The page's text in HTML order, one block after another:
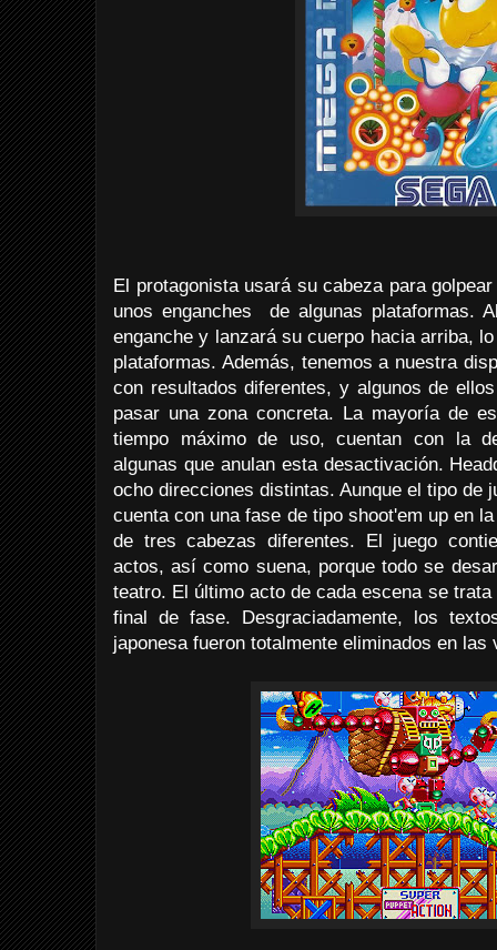
El protagonista usará su cabeza para
unos enganches de algunas plataformas.
enganche y lanzará su cuerpo hacia arriba,
plataformas. Además, tenemos a nuestra
con resultados diferentes, y algunos de
pasar una zona concreta. La mayoría de
tiempo máximo de uso, cuentan con la
algunas que anulan esta desactivación.
ocho direcciones distintas. Aunque el tipo de
cuenta con una fase de tipo shoot'em up en
de tres cabezas diferentes. El juego
actos, así como suena, porque todo se
teatro. El último acto de cada escena se
final de fase. Desgraciadamente, los
japonesa fueron totalmente eliminados en